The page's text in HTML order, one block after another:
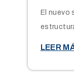
El nuevo
LEER